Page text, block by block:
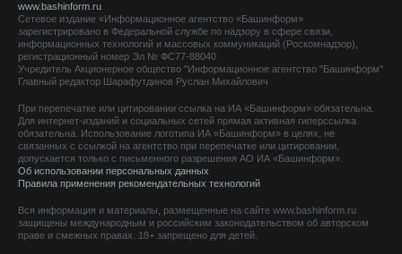
www.bashinform.ru
Сетевое издание «Информационное агентство «Башинформ»
зарегистрировано в Федеральной службе по надзору в сфере связи,
информационных технологий и массовых коммуникаций (Роскомнадзор),
регистрационный номер Эл № ФС77-88040
Учредитель Акционерное общество "Информационное агентство "Башинформ"
Главный редактор Шарафутдинов Руслан Михайлович
При перепечатке или цитировании ссылка на ИА «Башинформ» обязательна.
Для интернет-изданий и социальных сетей прямая активная гиперссылка
обязательна. Использование логотипа ИА «Башинформ» в целях, не
связанных с ссылкой на агентство при перепечатке или цитировании,
допускается только с письменного разрешения АО ИА «Башинформ».
Об использовании персональных данных
Правила применения рекомендательных технологий
Вся информация и материалы, размещенные на сайте www.bashinform.ru
защищены международным и российским законодательством об авторском
праве и смежных правах. 18+ запрещено для детей.